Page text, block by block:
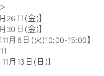
日(金)】
日(金)】
月8日(火)10:00-15:00】
月13日(日)】